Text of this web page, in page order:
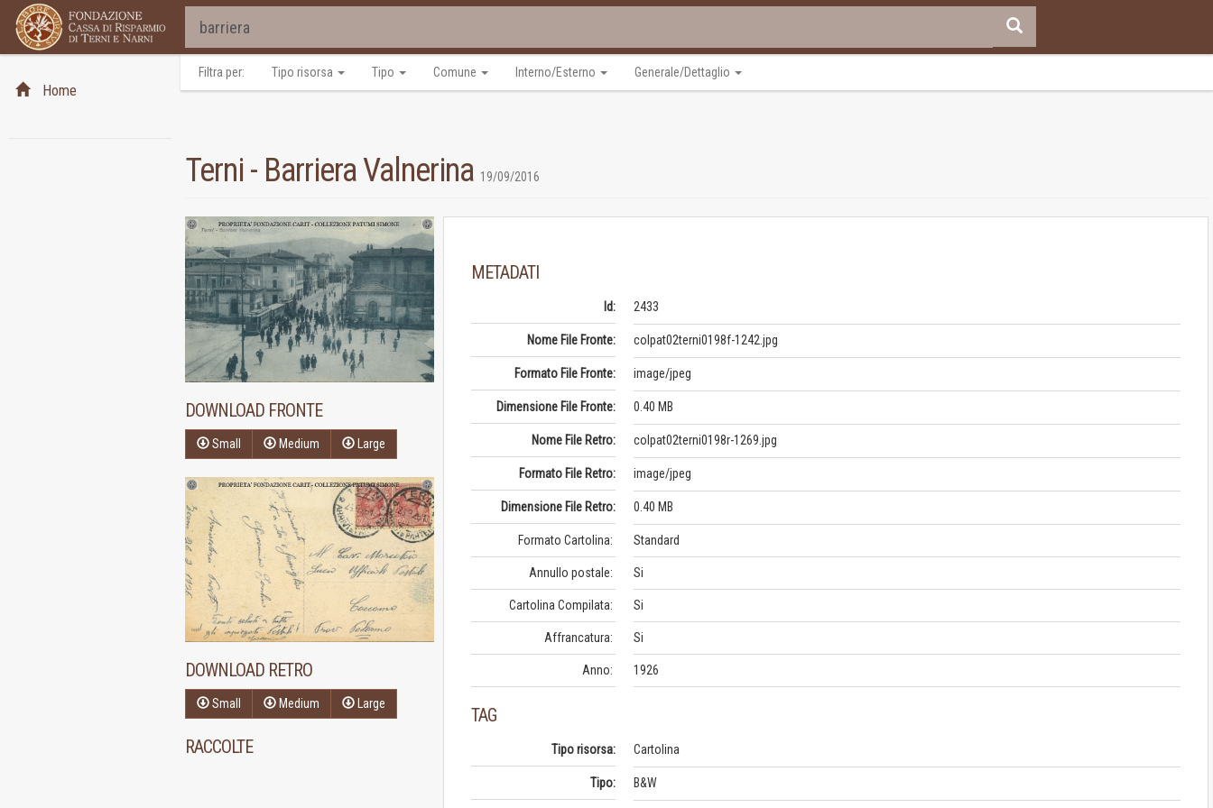
Home
Filtra per: Tipo risorsa Tipo Comune Interno/Esterno Generale/Dettaglio
Terni - Barriera Valnerina 19/09/2016
DOWNLOAD FRONTE
Small Medium Large
DOWNLOAD RETRO
Small Medium Large
RACCOLTE
METADATI
Id: 2433
Nome File Fronte: colpat02terni0198f-1242.jpg
Formato File Fronte: image/jpeg
Dimensione File Fronte: 0.40 MB
Nome File Retro: colpat02terni0198r-1269.jpg
Formato File Retro: image/jpeg
Dimensione File Retro: 0.40 MB
Formato Cartolina: Standard
Annullo postale: Si
Cartolina Compilata: Si
Affrancatura: Si
Anno: 1926
TAG
Tipo risorsa: Cartolina
Tipo: B&W